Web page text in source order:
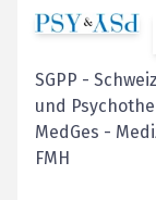
SGPP -
und
MedGes -
FMH